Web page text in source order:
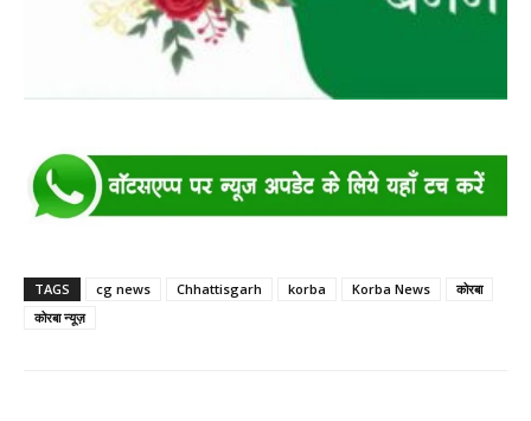
TAGS cg news Chhattisgarh korba Korba News
कोरबा
कोरबा न्यूज़